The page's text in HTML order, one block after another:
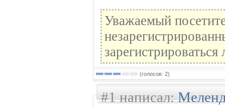
Уважаемый
(голосов: 2)
#1 написал: